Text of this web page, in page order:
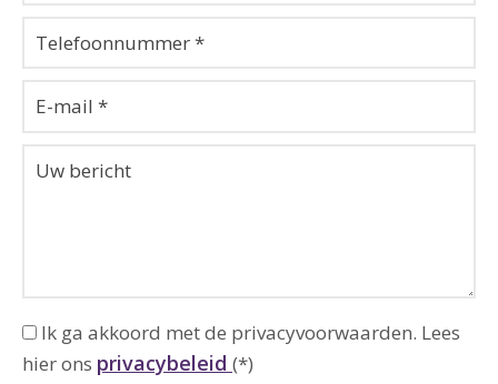
Ik ga akkoord met de privacyvoorwaarden. Lees
hier ons privacybeleid (*)